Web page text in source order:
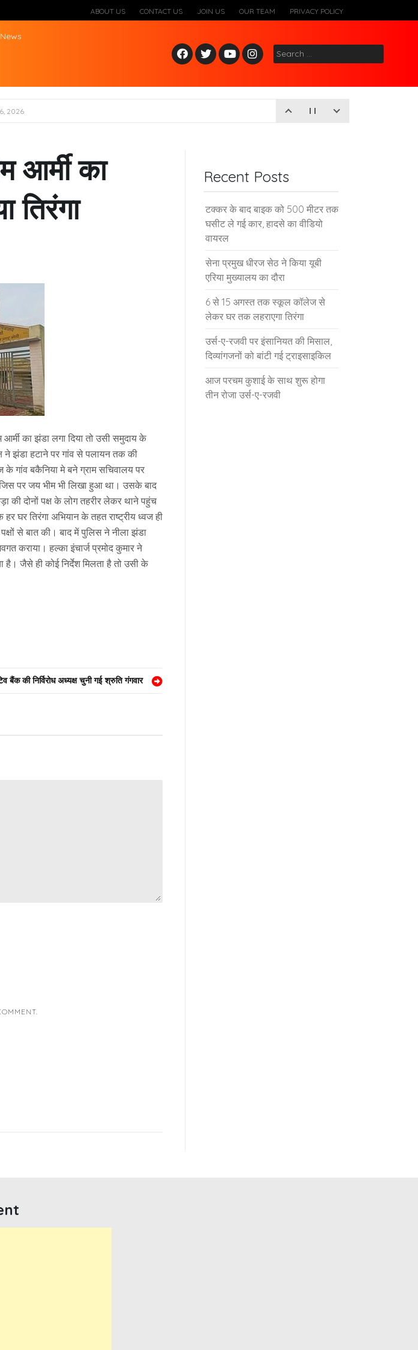
ABOUT US CONTACT US JOIN US OUR TEAM PRIVACY POLICY
News
Fac
ebo
Twitt
er
Yout
ube
Inst
agr
Search
for:
2026
आर्मी का
तिरंगा
का झंडा लगा दिया तो उसी समुदाय के
ने झंडा हटाने पर गांव से पलायन तक की
के गांव बकैनिया मे बने ग्राम सचिवालय पर
जिस पर जय भीम भी लिखा हुआ था। उसके बाद
की दोनों पक्ष के लोग तहरीर लेकर थाने पहुंच
घर तिरंगा अभियान के तहत राष्ट्रीय ध्वज ही
से बात की। बाद में पुलिस ने नीला झंडा
कराया। हल्का इंचार्ज प्रमोद कुमार ने
है। जैसे ही कोई निर्देश मिलता है तो उसी के
बैंक की निर्विरोध अध्यक्ष चुनी गई श्रुति गंगवार
Recent Posts
टक्कर के बाद बाइक को 500 मीटर तक
घसीट ले गई कार, हादसे का वीडियो
वायरल
सेना प्रमुख धीरज सेठ ने किया यूबी
एरिया मुख्यालय का दौरा
6 से 15 अगस्त तक स्कूल कॉलेज से
लेकर घर तक लहराएगा तिरंगा
उर्स-ए-रजवी पर इंसानियत की मिसाल,
दिव्यांगजनों को बांटी गई ट्राइसाइकिल
आज परचम कुशाई के साथ शुरू होगा
तीन रोजा उर्स-ए-रजवी